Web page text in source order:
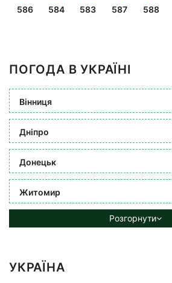
586 584 583 587 588
ПОГОДА В УКРАЇНІ
Вінниця
Дніпро
Донецьк
Житомир
Розгорнути
УКРАЇНА